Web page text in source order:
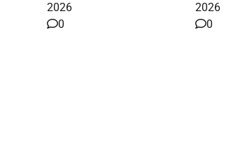
2026
0
2026
0